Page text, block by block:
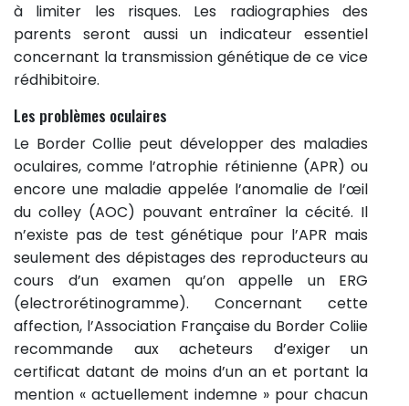
à limiter les risques. Les radiographies des
parents seront aussi un indicateur essentiel
concernant la transmission génétique de ce vice
rédhibitoire.
Les problèmes oculaires
Le Border Collie peut développer des maladies
oculaires, comme l’atrophie rétinienne (APR) ou
encore une maladie appelée l’anomalie de l’œil
du colley (AOC) pouvant entraîner la cécité. Il
n’existe pas de test génétique pour l’APR mais
seulement des dépistages des reproducteurs au
cours d’un examen qu’on appelle un ERG
(electrorétinogramme). Concernant cette
affection, l’Association Française du Border Coliie
recommande aux acheteurs d’exiger un
certificat datant de moins d’un an et portant la
mention « actuellement indemne » pour chacun